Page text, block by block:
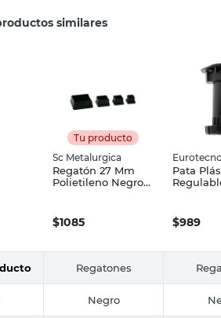
similares
Tu producto
Sc Metalurgica
Regatón 27 Mm
Polietileno Negro
$1085
Eurotecno
Pata
$989
Regatones
Negro